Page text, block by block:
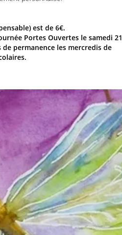
est de 6€.
Portes Ouvertes le samedi 21
permanence les mercredis de